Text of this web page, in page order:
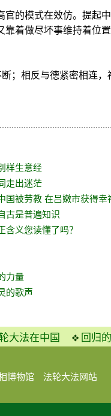
官的模式在效仿。提起
靠着做尽坏事维持着位
；相反与德紧密相连，
样生意经
走出迷茫
国被劳教 在吕嫩市获得幸
古是普遍知识
含义您读懂了吗？
力量
的歌声
大法在中国 回归
博物馆
法轮大法网站